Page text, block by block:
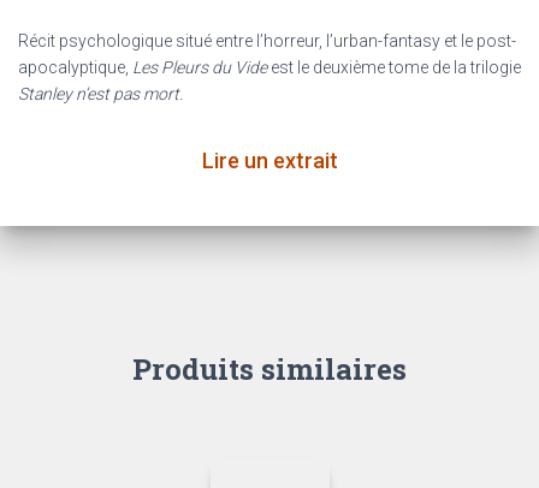
Récit psychologique situé entre l’horreur, l’urban-fantasy et le post-
apocalyptique, Les Pleurs du Videest le deuxième tome de la trilogie
Stanley n’est pas mort.
Lire un extrait
Produits similaires